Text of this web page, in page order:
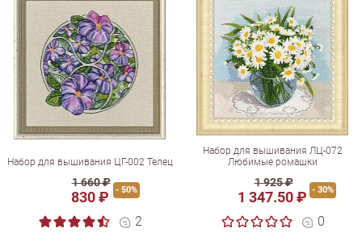
Набор для вышивания ЦГ-002 Телец
1 660 ₽
830 ₽ - 50%
2
Набор для вышивания ЛЦ-072
Любимые ромашки
1 925 ₽
1 347.50 ₽ - 30%
0